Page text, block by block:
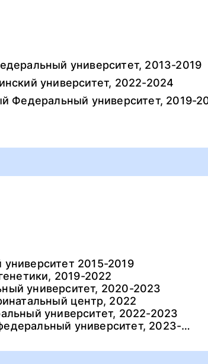
университет, 2013-2019
университет, 2022-2024
Федеральный университет, 2019-
2015-2019
2019-2022
университет, 2020-2023
центр, 2022
университет, 2022-2023
университет, 2023-…